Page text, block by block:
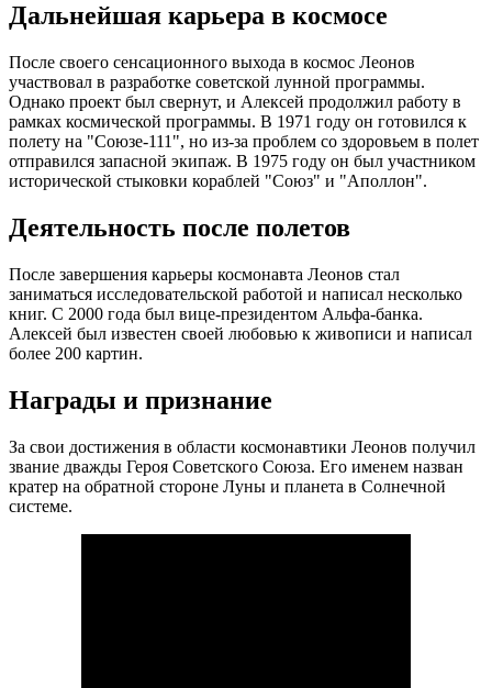
Дальнейшая карьера в космосе
После своего сенсационного выхода в космос Леонов
участвовал в разработке советской лунной программы.
Однако проект был свернут, и Алексей продолжил работу в
рамках космической программы. В 1971 году он готовился к
полету на "Союзе-111", но из-за проблем со здоровьем в полет
отправился запасной экипаж. В 1975 году он был участником
исторической стыковки кораблей "Союз" и "Аполлон".
Деятельность после полетов
После завершения карьеры космонавта Леонов стал
заниматься исследовательской работой и написал несколько
книг. С 2000 года был вице-президентом Альфа-банка.
Алексей был известен своей любовью к живописи и написал
более 200 картин.
Награды и признание
За свои достижения в области космонавтики Леонов получил
звание дважды Героя Советского Союза. Его именем назван
кратер на обратной стороне Луны и планета в Солнечной
системе.